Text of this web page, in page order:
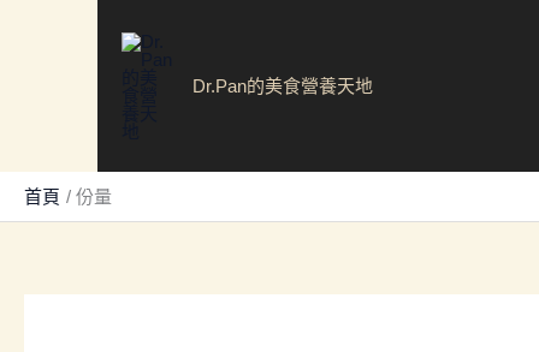
容
Dr.Pan的美食營養天地
首頁 份量